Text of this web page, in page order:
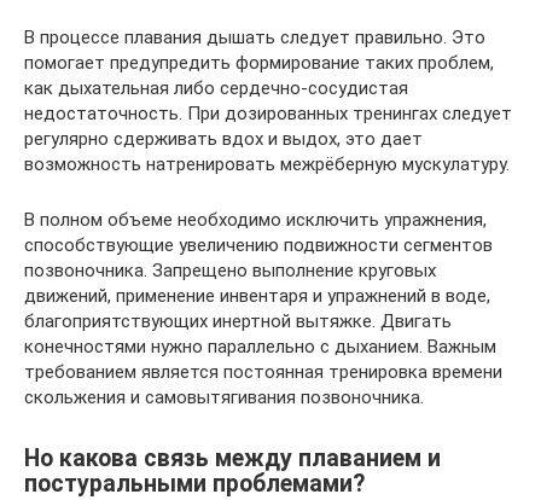
В процессе плавания дышать следует правильно. Это
помогает предупредить формирование таких проблем,
как дыхательная либо сердечно-сосудистая
недостаточность. При дозированных тренингах следует
регулярно сдерживать вдох и выдох, это дает
возможность натренировать межрёберную мускулатуру.
В полном объеме необходимо исключить упражнения,
способствующие увеличению подвижности сегментов
позвоночника. Запрещено выполнение круговых
движений, применение инвентаря и упражнений в воде,
благоприятствующих инертной вытяжке. Двигать
конечностями нужно параллельно с дыханием. Важным
требованием является постоянная тренировка времени
скольжения и самовытягивания позвоночника.
Но какова связь между плаванием и
постуральными проблемами?